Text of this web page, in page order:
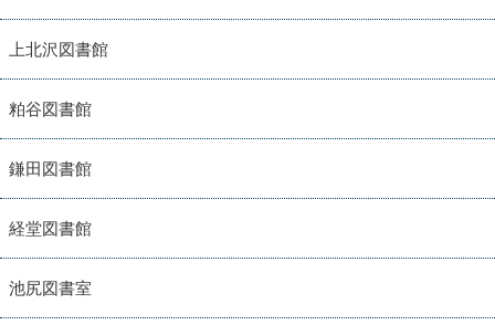
上北沢図書館
粕谷図書館
鎌田図書館
経堂図書館
池尻図書室